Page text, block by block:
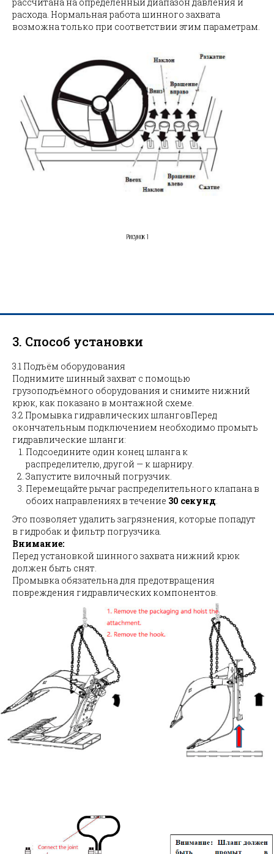
расхода. Нормальная работа шинного захвата
возможна только при соответствии этим параметрам.
Рисунок 1
3. Способ установки
3.1 Подъём оборудования
Поднимите шинный захват с помощью
грузоподъёмного оборудования и снимите нижний
крюк, как показано в монтажной схеме.
3.2 Промывка гидравлических шланговПеред
окончательным подключением необходимо промыть
гидравлические шланги:
Подсоедините один конец шланга к
распределителю, другой — к шарниру.
Запустите вилочный погрузчик.
Перемещайте рычаг распределительного клапана в
обоих направлениях в течение 30 секунд
Это позволяет удалить загрязнения, которые попадут
в гидробак и фильтр погрузчика.
Внимание:
Перед установкой шинного захвата нижний крюк
должен быть снят.
Промывка обязательна для предотвращения
повреждения гидравлических компонентов.